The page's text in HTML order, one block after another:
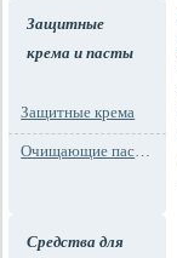
Защитные
крема и пасты
Защитные крема
Очищающие пасты для рук
Средства для